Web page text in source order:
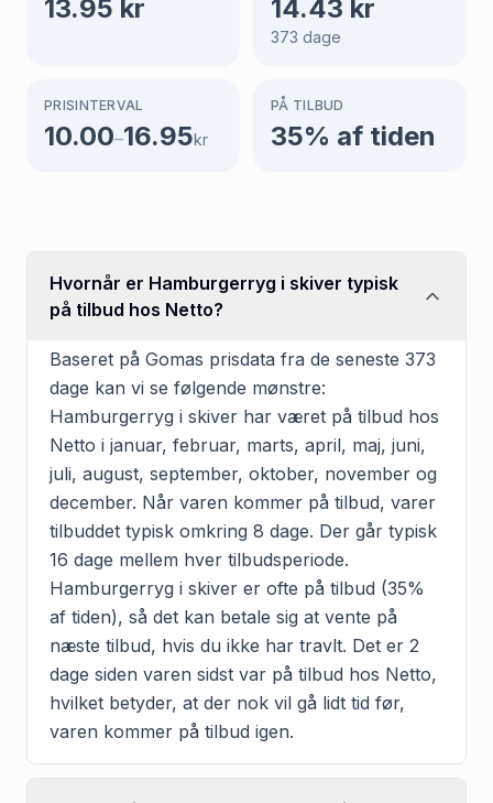
13.95 kr 14.43 kr
373 dage
PRISINTERVAL
10.00–16.95kr
PÅ TILBUD
35% af tiden
Hvornår er Hamburgerryg i skiver typisk
på tilbud hos Netto?
Baseret på Gomas prisdata fra de seneste 373
dage kan vi se følgende mønstre:
Hamburgerryg i skiver har været på tilbud hos
Netto i januar, februar, marts, april, maj, juni,
juli, august, september, oktober, november og
december. Når varen kommer på tilbud, varer
tilbuddet typisk omkring 8 dage. Der går typisk
16 dage mellem hver tilbudsperiode.
Hamburgerryg i skiver er ofte på tilbud (35%
af tiden), så det kan betale sig at vente på
næste tilbud, hvis du ikke har travlt. Det er 2
dage siden varen sidst var på tilbud hos Netto,
hvilket betyder, at der nok vil gå lidt tid før,
varen kommer på tilbud igen.